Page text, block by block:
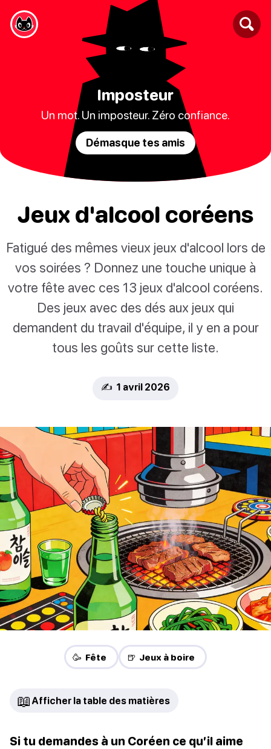
Imposteur
Un mot. Un imposteur. Zéro confiance.
Démasque tes amis
Jeux d'alcool coréens
Fatigué des mêmes vieux jeux d'alcool lors de
vos soirées ? Donnez une touche unique à
votre fête avec ces 13 jeux d'alcool coréens.
Des jeux avec des dés aux jeux qui
demandent du travail d'équipe, il y en a pour
tous les goûts sur cette liste.
✍️ 1 avril 2026
🥳 Fête 🍺 Jeux à boire
📖 Afficher la table des matières
Si tu demandes à un Coréen ce qu’il aime